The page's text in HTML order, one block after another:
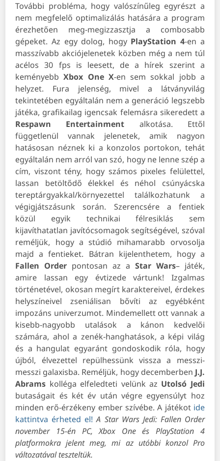
További probléma, hogy valószínűleg egyrészt a
nem megfelelő optimalizálás hatására a program
érezhetően meg-megizzasztja a combosabb
gépeket. Az egy dolog, hogy PlayStation 4-en a
masszívabb akciójelenetek közben még a nem túl
acélos 30 fps is leesett, de a hírek szerint a
keményebbXbox One X-en sem sokkal jobb a
helyzet. Fura jelenség, mivel a látványvilág
tekintetében egyáltalán nem a generáció legszebb
játéka, grafikailag igencsak felemásra sikeredett a
Respawn
Entertainment alkotása. Ettől
függetlenül vannak jelenetek, amik nagyon
hatásosan néznek ki a konzolos portokon, tehát
egyáltalán nem arról van szó, hogy ne lenne szép a
cím, viszont tény, hogy számos pixeles felülettel,
lassan betöltődő élekkel és néhol csúnyácska
tereptárgyakkal/környezettel találkozhatunk a
végigjátszásunk során. Szerencsére a fentiek
közül egyik technikai félresiklás sem
kijavíthatatlan javítócsomagok segítségével, szóval
reméljük, hogy a stúdió mihamarabb orvosolja
majd a fentieket. Bátran kijelenthetem, hogy a
Fallen Order pontosan az a Star Wars– játék,
amire lassan egy évtizede vártunk! Izgalmas
történetével, okosan megírt karaktereivel, érdekes
helyszíneivel zseniálisan bővíti az egyébként
impozáns univerzumot. Mindemellett ott vannak a
kisebb-nagyobb utalások a kánon kedvelői
számára, ahol a zenék-hanghatások, a képi világ
és a hangulat egyaránt gondoskodik róla, hogy
újból, élvezettel repülhessünk vissza a messzi-
messzi galaxisba. Reméljük, hogy decemberben J.J.
Abrams kolléga elfeledteti velünk az Utolsó Jedi
butaságait és két év után végre egyensúlyt hoz
minden erő-érzékeny ember szívébe. A játékot ide
kattintva érheted el! A Star Wars Jedi: Fallen Order
november 15-én PC, Xbox One és PlayStation 4
platformokra jelent meg, mi az utóbbi konzol Pro
változatával teszteltük.